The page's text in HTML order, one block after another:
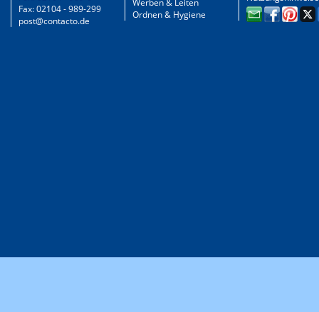
Fax: 02104 - 989-299
post@contacto.de
Werben & Leiten
Ordnen & Hygiene